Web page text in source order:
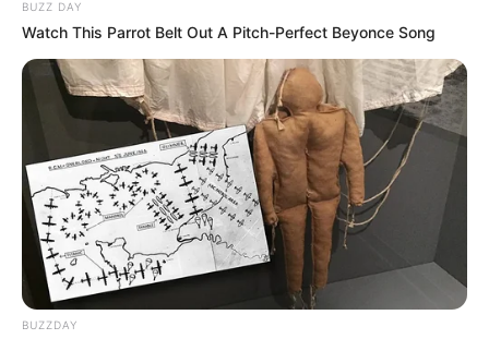
Camargo, Viene de trabajar en el Transmetro de
Barranquilla, donde se desempeñó comojefe de
moderación y programación del sistema de transporte
masivo; de igual manera trabajó en la Secretaría de
Movilidad de Barranquilla en el área de Gestión de
Tránsito y Seguridad Vial.
BUZZ DAY
Watch This Parrot Belt Out A Pitch-Perfect Beyonce Song
BUZZDAY